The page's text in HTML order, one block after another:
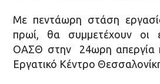
Με πεντάωρη στάση
πρωί, θα συμμετέχουν οι
ΟΑΣΘ στην 24ωρη απεργία
Εργατικό Κέντρο